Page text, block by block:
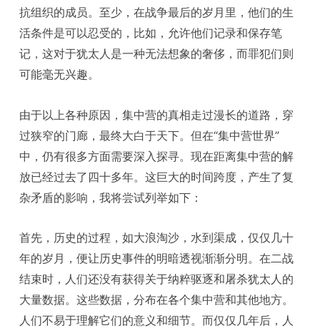
抗组织的成员。至少，在战争最后的岁月里，他们的生
活条件是可以忍受的，比如，允许他们记录和保存笔
记，这对于犹太人是一种无法想象的奢侈，而罪犯们则
可能毫无兴趣。
由于以上各种原因，集中营的真相走过漫长的道路，穿
过狭窄的门廊，最终大白于天下。但在“集中营世界”
中，仍有很多方面需要深入探寻。现在距离集中营的解
放已经过去了四十多年。这巨大的时间跨度，产生了复
杂矛盾的影响，我将尝试列举如下：
首先，历史的过程，如大浪淘沙，水到渠成，仅仅几十
年的岁月，便让历史事件的明暗透视渐渐分明。在二战
结束时，人们还没有获得关于纳粹驱逐和屠杀犹太人的
大量数据。这些数据，分布在各个集中营和其他地方。
人们不易于理解它们的意义和细节。而仅仅几年后，人